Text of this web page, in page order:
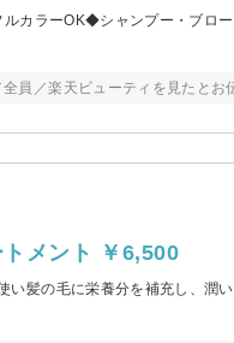
カラーOK◆シャンプー・ブロ
員／楽天ビューティを見たとお
トメント ￥6,500
髪の毛に栄養分を補充し、潤